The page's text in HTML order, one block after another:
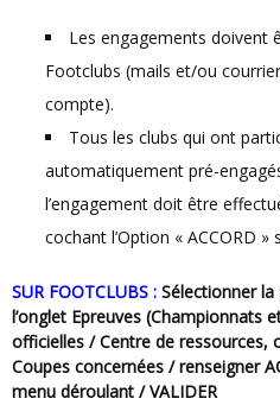
Les engagements doivent
Footclubs (mails et/ou
compte).
Tous les clubs qui ont
automatiquement pré-
l’engagement doit être
cochant l’Option « ACCORD »
SUR FOOTCLUBS : Sélectionner
l’onglet Epreuves (Championnats
officielles / Centre de ressources,
Coupes concernées / renseigner
menu déroulant / VALIDER